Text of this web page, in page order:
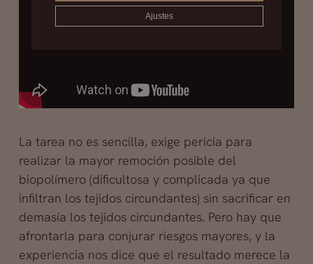
La tarea no es sencilla, exige pericia para
realizar la mayor remoción posible del
biopolímero (dificultosa y complicada ya que
infiltran los tejidos circundantes) sin sacrificar en
demasía los tejidos circundantes. Pero hay que
afrontarla para conjurar riesgos mayores, y la
experiencia nos dice que el resultado merece la
Ajustes